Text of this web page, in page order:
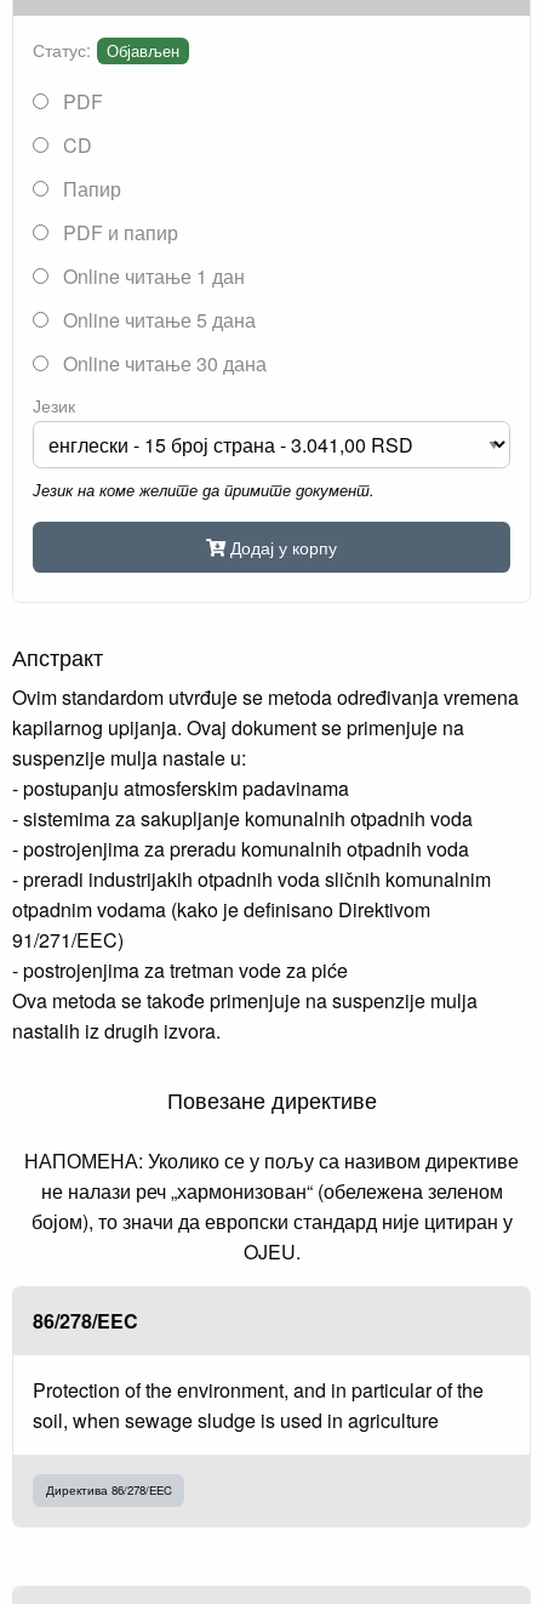
Статус: Објављен
PDF
CD
Папир
PDF и папир
Online читање 1 дан
Online читање 5 дана
Online читање 30 дана
Језик
Језик на коме желите да примите документ.
Додај у корпу
Апстракт
Ovim standardom utvrđuje se metoda određivanja vremena
kapilarnog upijanja. Ovaj dokument se primenjuje na
suspenzije mulja nastale u:
- postupanju atmosferskim padavinama
- sistemima za sakupljanje komunalnih otpadnih voda
- postrojenjima za preradu komunalnih otpadnih voda
- preradi industrijakih otpadnih voda sličnih komunalnim
otpadnim vodama (kako je definisano Direktivom
91/271/EEC)
- postrojenjima za tretman vode za piće
Ova metoda se takođe primenjuje na suspenzije mulja
nastalih iz drugih izvora.
Повезане директиве
НАПОМЕНА: Уколико се у пољу са називом директиве
не налази реч „хармонизован“ (обележена зеленом
бојом), то значи да европски стандард није цитиран у
OJEU.
86/278/EEC
Protection of the environment, and in particular of the
soil, when sewage sludge is used in agriculture
Директива 86/278/EEC